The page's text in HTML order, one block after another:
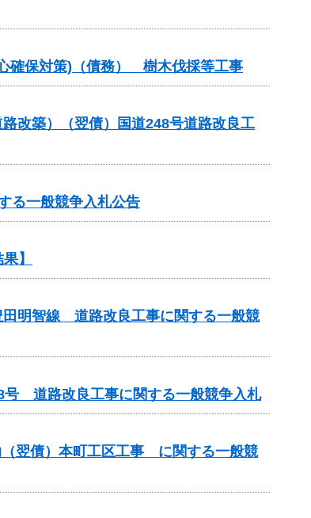
確保対策)（債務） 樹木伐採等工事
改築）（翌債）国道248号道路改良工
る一般競争入札公告
】
田明智線 道路改良工事に関する一般競
号 道路改良工事に関する一般競争入札
翌債）本町工区工事 に関する一般競